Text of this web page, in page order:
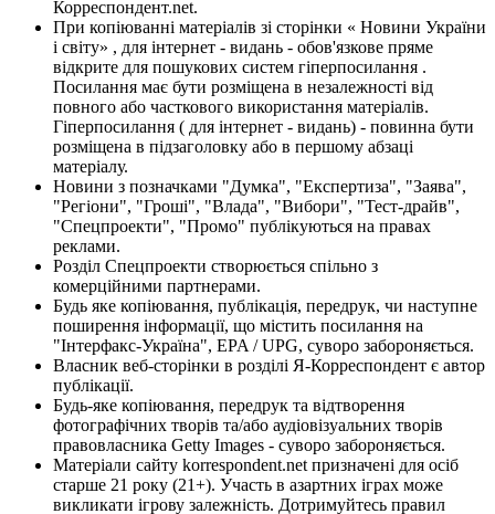
Корреспондент.net.
При копіюванні матеріалів зі сторінки « Новини України
і світу» , для інтернет - видань - обов'язкове пряме
відкрите для пошукових систем гіперпосилання .
Посилання має бути розміщена в незалежності від
повного або часткового використання матеріалів.
Гіперпосилання ( для інтернет - видань) - повинна бути
розміщена в підзаголовку або в першому абзаці
матеріалу.
Новини з позначками "Думка", "Експертиза", "Заява",
"Регіони", "Гроші", "Влада", "Вибори", "Тест-драйв",
"Спецпроекти", "Промо" публікуються на правах
реклами.
Розділ Спецпроекти створюється спільно з
комерційними партнерами.
Будь яке копіювання, публікація, передрук, чи наступне
поширення інформації, що містить посилання на
"Інтерфакс-Україна", EPA / UPG, суворо забороняється.
Власник веб-сторінки в розділі Я-Корреспондент є автор
публікації.
Будь-яке копіювання, передрук та відтворення
фотографічних творів та/або аудіовізуальних творів
правовласника Getty Images - суворо забороняється.
Матеріали сайту korrespondent.net призначені для осіб
старше 21 року (21+). Участь в азартних іграх може
викликати ігрову залежність. Дотримуйтесь правил